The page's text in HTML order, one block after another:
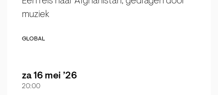
muziek
GLOBAL
za 16 mei ’26
20:00